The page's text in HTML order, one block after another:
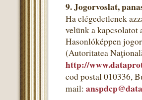
9. Jogorvoslat,
Ha elégedetlenek
velünk a kapcsolatot
Hasonlóképpen
(Autoritatea
http://
cod postal 010336,
mail: